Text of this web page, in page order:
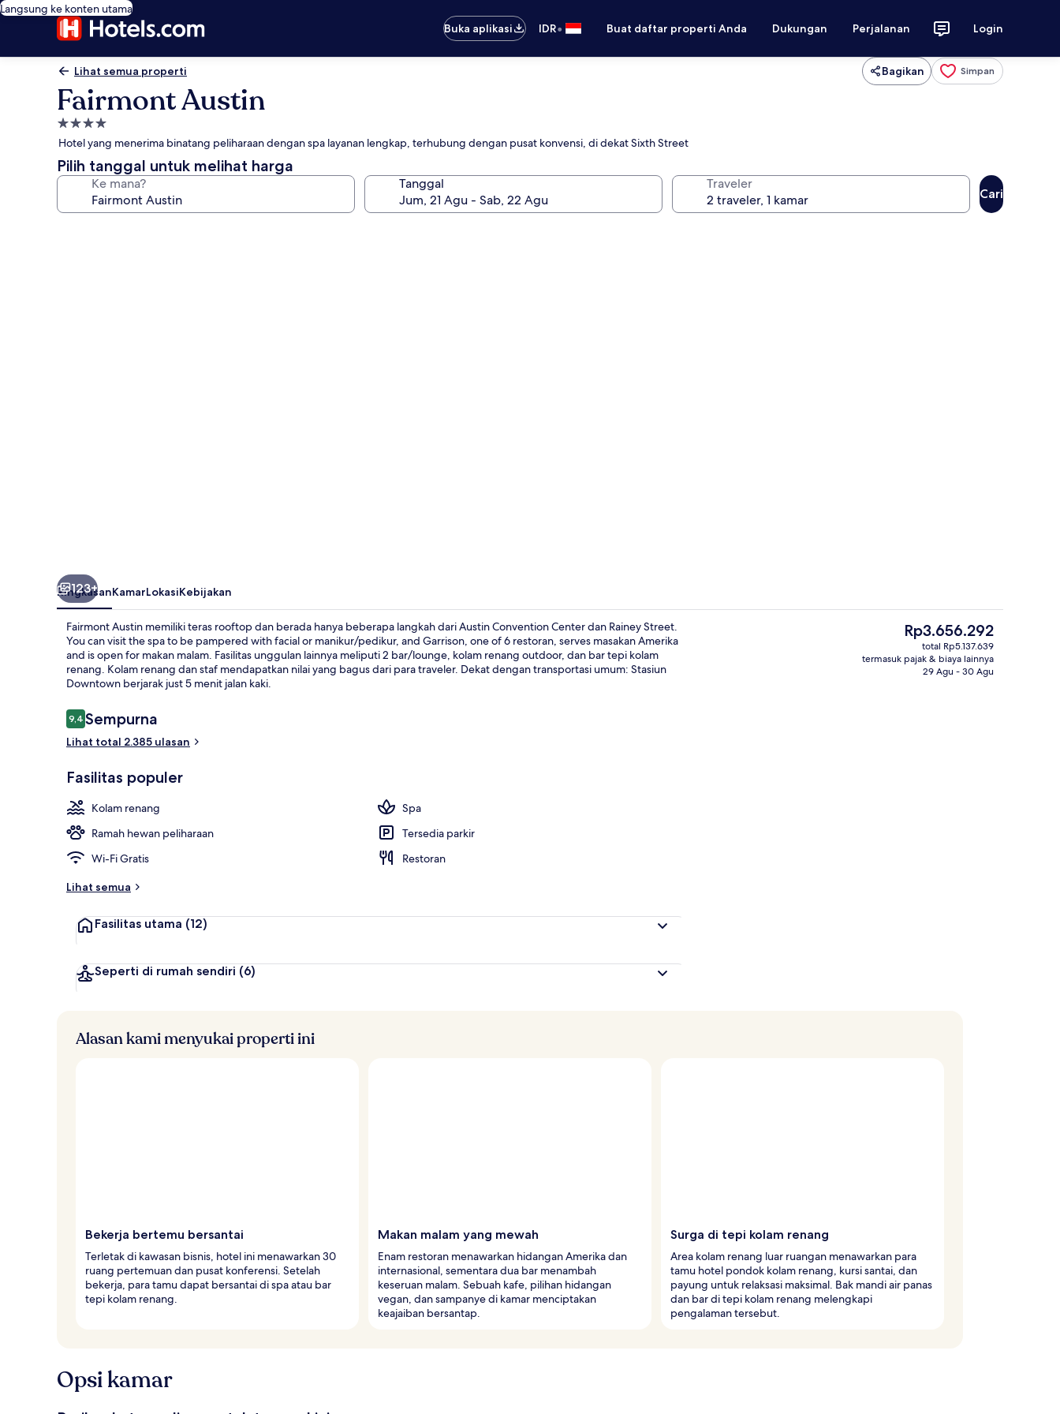
Langsung ke konten utama
Buka aplikasi
IDR• Buat daftar properti Anda Dukungan Perjalanan Login
Lihat semua properti Bagikan Simpan
Fairmont Austin
Properti
bintang
4.0
Hotel yang menerima binatang peliharaan dengan spa layanan lengkap, terhubung dengan pusat konvensi, di dekat Sixth Street
Pilih tanggal untuk melihat harga
Ke mana? Tanggal Traveler
Cari
Lobi 6 restoran; melayani sarapan,
123+
RingkasanKamarLokasiKebijakan
Fairmont Austin memiliki teras rooftop dan berada hanya beberapa langkah dari Austin Convention Center dan Rainey Street.
You can visit the spa to be pampered with facial or manikur/pedikur, and Garrison, one of 6 restoran, serves masakan Amerika
and is open for makan malam. Fasilitas unggulan lainnya meliputi 2 bar/lounge, kolam renang outdoor, dan bar tepi kolam
renang. Kolam renang dan staf mendapatkan nilai yang bagus dari para traveler. Dekat dengan transportasi umum: Stasiun
Downtown berjarak just 5 menit jalan kaki.
Ulasan
9,49,4 dari 10
Sempurna
Lihat total 2.385 ulasan
Fasilitas populer
Kolam renang
Spa
Ramah hewan peliharaan
Tersedia parkir
Wi-Fi Gratis
Restoran
Lihat semua
Fasilitas utama (12)
Seperti di rumah sendiri (6)
Harga
saat
ini
Rp3.656.292
Rp3.656.292
total Rp5.137.639
termasuk pajak & biaya lainnya
29 Agu - 30 Agu
Alasan kami menyukai properti ini
Bekerja bertemu bersantai
Terletak di kawasan bisnis, hotel ini menawarkan 30
ruang pertemuan dan pusat konferensi. Setelah
bekerja, para tamu dapat bersantai di spa atau bar
tepi kolam renang.
Makan malam yang mewah
Enam restoran menawarkan hidangan Amerika dan
internasional, sementara dua bar menambah
keseruan malam. Sebuah kafe, pilihan hidangan
vegan, dan sampanye di kamar menciptakan
keajaiban bersantap.
Surga di tepi kolam renang
Area kolam renang luar ruangan menawarkan para
tamu hotel pondok kolam renang, kursi santai, dan
payung untuk relaksasi maksimal. Bak mandi air panas
dan bar di tepi kolam renang melengkapi
pengalaman tersebut.
Opsi kamar